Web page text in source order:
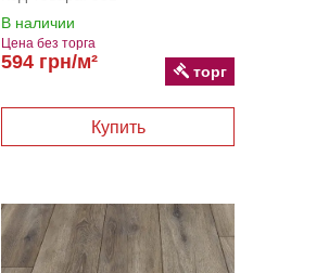
В наличии
Цена без торга
594 грн/м² торг